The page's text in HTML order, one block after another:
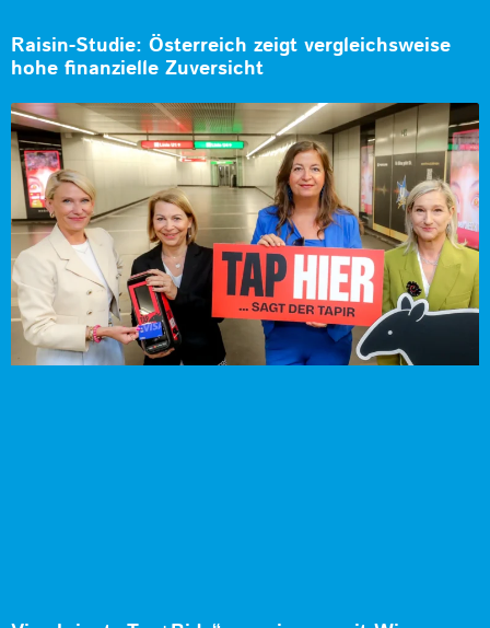
Raisin-Studie: Österreich zeigt vergleichsweise
hohe finanzielle Zuversicht